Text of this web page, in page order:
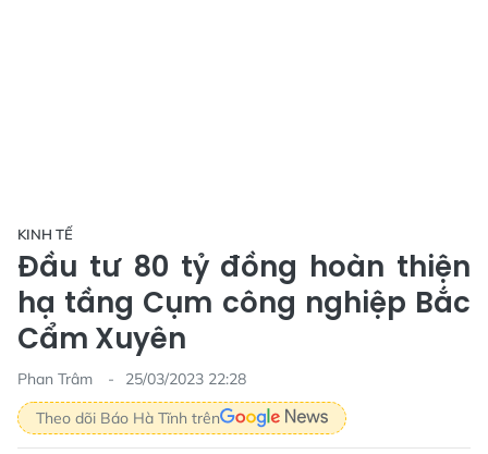
KINH TẾ
Đầu tư 80 tỷ đồng hoàn thiện
hạ tầng Cụm công nghiệp Bắc
Cẩm Xuyên
Phan Trâm
25/03/2023 22:28
Theo dõi Báo Hà Tĩnh trên